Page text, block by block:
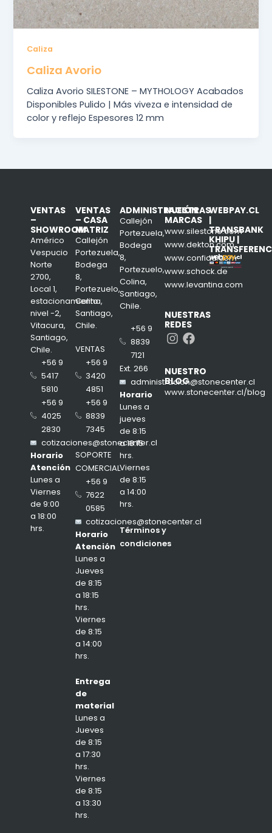
Caliza
Caliza Avorio
Caliza Avorio SILESTONE – MYTHOLOGY Acabados
Disponibles Pulido | Más viveza e intensidad de
color y reflejo Espesores 12 mm
VENTAS
–
SHOWROOM
Américo
Vespucio
Norte
2700,
Local 1,
estacionamiento
nivel -2,
Vitacura,
Santiago,
Chile.
+56 9
5417
5810
+56 9
4025
2830
cotizaciones@stonecenter.cl
Horario
Atención
Lunes a
Viernes
de 9:00
a 18:00
hrs.
VENTAS
– CASA
MATRIZ
Callejón
Portezuela,
Bodega
8,
Portezuelo,
Colina,
Santiago,
Chile.
VENTAS
+56 9
3420
4851
+56 9
8839
7345
SOPORTE
COMERCIAL
+56 9
7622
0585
cotizaciones@stonecenter.cl
Horario
Atención
Lunes a
Jueves
de 8:15
a 18:15
hrs.
Viernes
de 8:15
a 14:00
hrs.
Entrega
de
material
Lunes a
Jueves
de 8:15
a 17:30
hrs.
Viernes
de 8:15
a 13:30
hrs.
ADMINISTRACIÓN
Callejón
Portezuela,
Bodega
8,
Portezuelo,
Colina,
Santiago,
Chile.
+56 9
8839
7121
Ext. 266
administracion@stonecenter.cl
Horario
Lunes a
jueves
de 8:15
a 18:15
hrs.
Viernes
de 8:15
a 14:00
hrs.
Términos y
condiciones
NUESTRAS
MARCAS
www.silestone.com
www.dekton.com
www.confiad.com
www.schock.de
www.levantina.com
NUESTRAS
REDES
Instagram
Facebook
NUESTRO
BLOG
www.stonecenter.cl/blog
WEBPAY.CL
|
TRANSBANK
KHIPU |